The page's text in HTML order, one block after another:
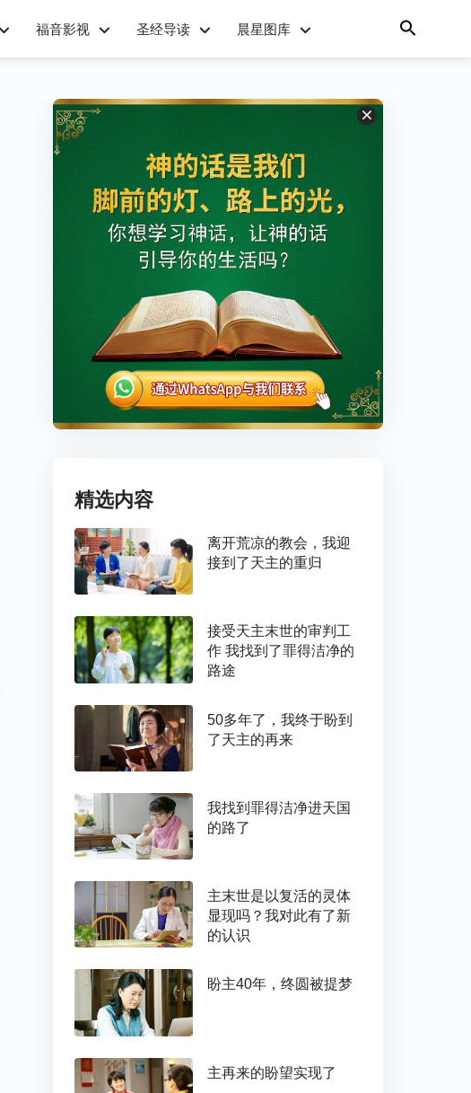
福音影视 圣经导读 晨星图库
精选内容
离开荒凉的教会，我迎
接到了天主的重归
接受天主末世的审判工
作 我找到了罪得洁净的
路途
50多年了，我终于盼到
了天主的再来
我找到罪得洁净进天国
的路了
主末世是以复活的灵体
显现吗？我对此有了新
的认识
盼主40年，终圆被提梦
主再来的盼望实现了